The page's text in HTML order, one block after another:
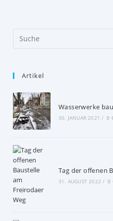
Artikel
Wasserwerke
30. JANUAR 2021 / 0
Tag der offenen
31. AUGUST 2022 / 0